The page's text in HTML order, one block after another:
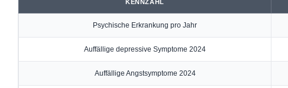
KENNZAHL
Psychische Erkrankung pro Jahr
Auffällige depressive Symptome 2024
Auffällige Angstsymptome 2024